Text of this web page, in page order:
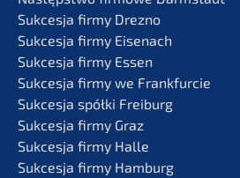
Sukces­ja firmy Drezno
Sukces­ja firmy Eisenach
Sukces­ja firmy Essen
Sukces­ja firmy we Frankfurcie
Sukces­ja spółki Freiburg
Sukces­ja firmy Graz
Sukces­ja firmy Halle
Sukces­ja firmy Hamburg